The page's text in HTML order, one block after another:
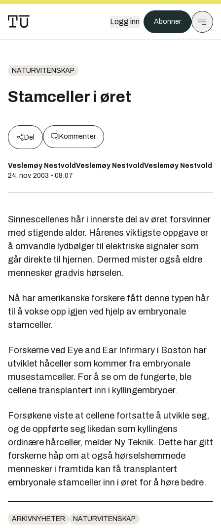
Logg inn Abonner
NATURVITENSKAP
Stamceller i øret
Del Kommenter
Veslemøy NestvoldVeslemøy NestvoldVeslemøy Nestvold
24. nov. 2003 - 08:07
Sinnescellenes hår i innerste del av øret forsvinner
med stigende alder. Hårenes viktigste oppgave er
å omvandle lydbølger til elektriske signaler som
går direkte til hjernen. Dermed mister også eldre
mennesker gradvis hørselen.
Nå har amerikanske forskere fått denne typen hår
til å vokse opp igjen ved hjelp av embryonale
stamceller.
Forskerne ved Eye and Ear Infirmary i Boston har
utviklet håceller som kommer fra embryonale
musestamceller. For å se om de fungerte, ble
cellene transplantert inn i kyllingembryoer.
Forsøkene viste at cellene fortsatte å utvikle seg,
og de oppførte seg likedan som kyllingens
ordinære hårceller, melder Ny Teknik. Dette har gitt
forskerne håp om at også hørselshemmede
mennesker i framtida kan få transplantert
embryonale stamceller inn i øret for å høre bedre.
ARKIVNYHETER NATURVITENSKAP